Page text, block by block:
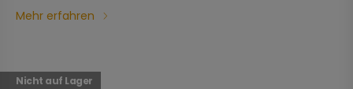
Mehr erfahren
Nicht auf Lager